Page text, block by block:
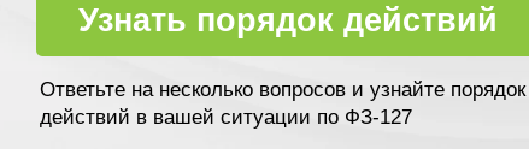
Узнать порядок действий
Ответьте на несколько вопросов и узнайте порядок
действий в вашей ситуации по ФЗ-127